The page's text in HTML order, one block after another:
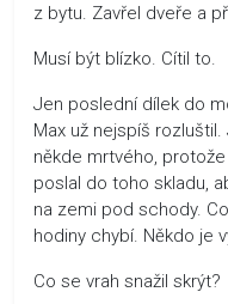
z bytu. Zavřel dveře a
Musí být blízko. Cítil to.
Jen poslední dílek do
Max už nejspíš
někde mrtvého,
poslal do toho skladu,
na zemi pod schody.
hodiny chybí. Někdo je
Co se vrah snažil skrýt?